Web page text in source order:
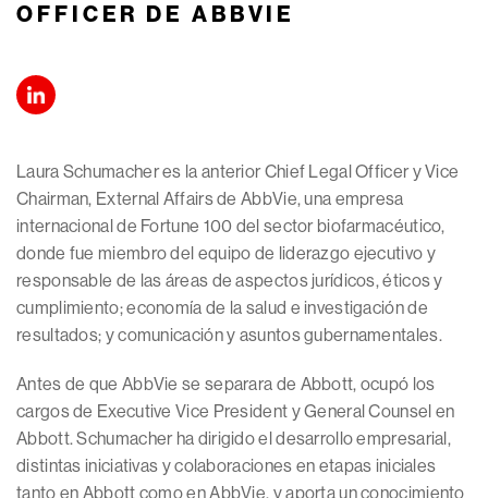
OFFICER DE ABBVIE
Laura Schumacher es la anterior Chief Legal Officer y Vice
Chairman, External Affairs de AbbVie, una empresa
internacional de Fortune 100 del sector biofarmacéutico,
donde fue miembro del equipo de liderazgo ejecutivo y
responsable de las áreas de aspectos jurídicos, éticos y
cumplimiento; economía de la salud e investigación de
resultados; y comunicación y asuntos gubernamentales.
Antes de que AbbVie se separara de Abbott, ocupó los
cargos de Executive Vice President y General Counsel en
Abbott. Schumacher ha dirigido el desarrollo empresarial,
distintas iniciativas y colaboraciones en etapas iniciales
tanto en Abbott como en AbbVie, y aporta un conocimiento